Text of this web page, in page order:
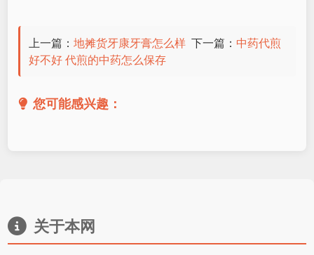
上一篇：地摊货牙康牙膏怎么样 下一篇： 中药代煎
好不好 代煎的中药怎么保存
您可能感兴趣：
关于本网